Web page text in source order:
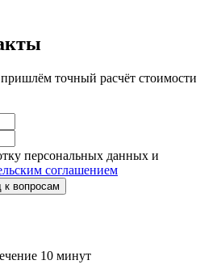
точный расчёт стоимости
персональных данных и
соглашением
к вопросам
10 минут